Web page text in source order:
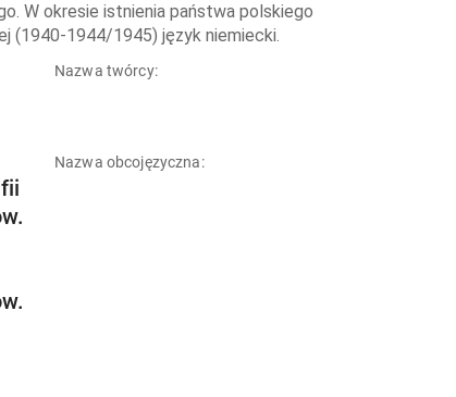
W okresie istnienia państwa polskiego
(1940-1944/1945) język niemiecki.
Nazwa twórcy:
Nazwa obcojęzyczna: